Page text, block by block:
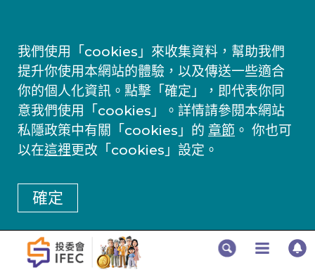
我們使用「cookies」來收集資料，幫助我們
提升你使用本網站的體驗，以及傳送一些適合
你的個人化資訊。點擊「確定」，即代表你同
意我們使用「cookies」。詳情請參閱本網站
私隱政策中有關「cookies」的 章節 。 你也可
以在這裡更改「cookies」設定。
確定